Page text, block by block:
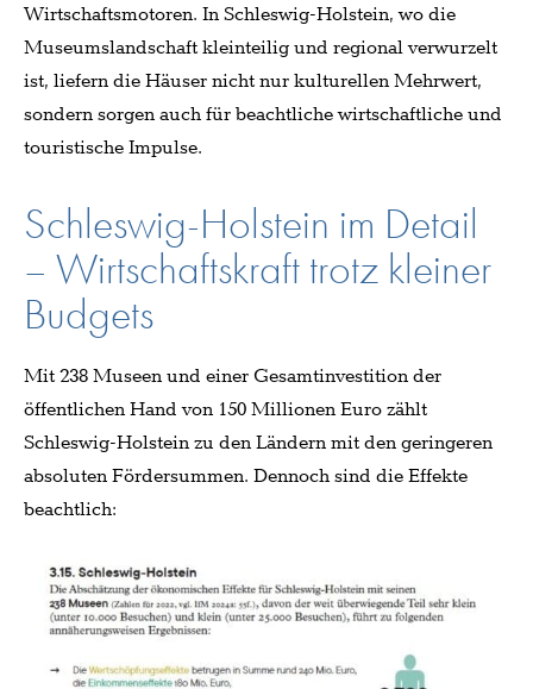
Wirtschaftsmotoren. In Schleswig-Holstein, wo die
Museumslandschaft kleinteilig und regional verwurzelt
ist, liefern die Häuser nicht nur kulturellen Mehrwert,
sondern sorgen auch für beachtliche wirtschaftliche und
touristische Impulse.
Schleswig-Holstein im Detail
– Wirtschaftskraft trotz kleiner
Budgets
Mit 238 Museen und einer Gesamtinvestition der
öffentlichen Hand von 150 Millionen Euro zählt
Schleswig-Holstein zu den Ländern mit den geringeren
absoluten Fördersummen. Dennoch sind die Effekte
beachtlich: